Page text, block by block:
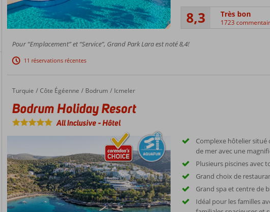
8,3 Très bon
1723
Pour “Emplacement” et “Service”, Grand Park Lara est noté 8,4!
11 réservations récentes
Accueil
Turquie Côte Égéenne Bodrum Icmeler
Bodrum Holiday Resort
Bodrum Holiday Resort
All Inclusive-Hôtel
Complexe hôtelier
de mer avec une
Plusieurs piscines avec
Grand choix de
Grand spa et centre de
Idéal pour les familles